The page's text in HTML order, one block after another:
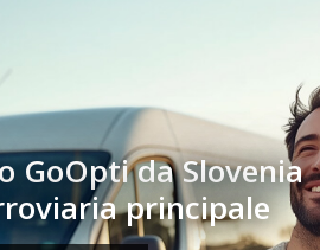
GoOpti da Slovenia
principale